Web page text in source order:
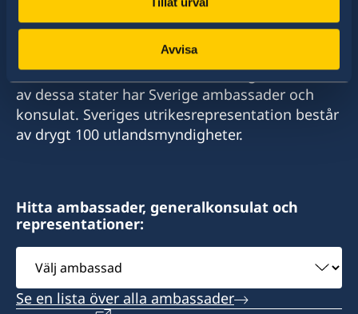
Avvisa
Sverige har diplomatiska förbindelser med i
stort sett alla stater i världen. I ungefär hälften
av dessa stater har Sverige ambassader och
konsulat. Sveriges utrikesrepresentation består
av drygt 100 utlandsmyndigheter.
Hitta ambassader, generalkonsulat och
representationer:
Välj
ambassad
Se en lista över alla ambassader